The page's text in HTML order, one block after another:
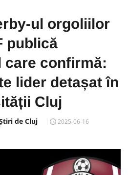
ul orgoliilor
publică
care confirmă:
lider detașat în
Cluj
de Cluj
2025-06-16